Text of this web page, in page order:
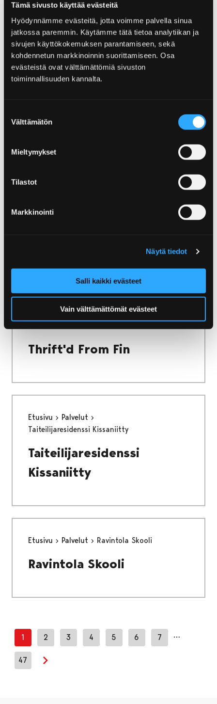
Tämä sivusto käyttää evästeitä
Hyödynnämme evästeitä, jotta voimme palvella sinua
jatkossa paremmin. Käytämme tätä tietoa analytiikan ja
sivujen käyttökokemuksen parantamiseen, sekä
kohdennetun markkinoinnin suorittamiseen. Osa
evästeistä ovat välttämättömiä sivuston
toiminnallisuuden kannalta.
valinta
Välttämätön
Mieltymykset
Tilastot
Markkinointi
Näytä tiedot
Salli kaikki evästeet
Vain välttämättömät evästeet
Etusivu Yleisurheilun nuorten SM-kisat
Yleisurheilun nuorten SM-
kisat
Porissa 21.-23.8.2026! Tältä sivulta löydät
Rantaravintola Twist ’n’ Sol Yyterissä
Thrift'd From Fin
Etusivu
Palvelut
Taiteilijaresidenssi Kissaniitty
Taiteilijaresidenssi
Kissaniitty
Etusivu Palvelut Ravintola Skooli
Ravintola Skooli
1 2 3 4 5 6 7 …
47